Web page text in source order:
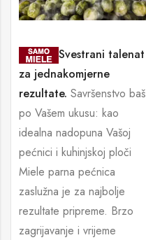
Svestrani talenat
za jednakomjerne
rezultate. Savršenstvo baš
po Vašem ukusu: kao
idealna nadopuna Vašoj
pećnici i kuhinjskoj ploči
Miele parna pećnica
zaslužna je za najbolje
rezultate pripreme. Brzo
zagrijavanje i vrijeme